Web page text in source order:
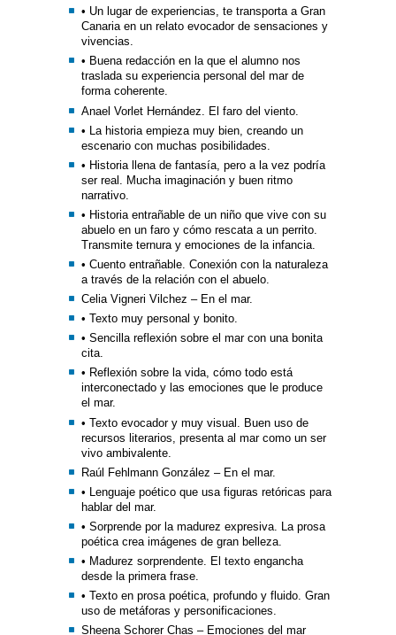
• Un lugar de experiencias, te transporta a Gran
Canaria en un relato evocador de sensaciones y
vivencias.
• Buena redacción en la que el alumno nos
traslada su experiencia personal del mar de
forma coherente.
Anael Vorlet Hernández. El faro del viento.
• La historia empieza muy bien, creando un
escenario con muchas posibilidades.
• Historia llena de fantasía, pero a la vez podría
ser real. Mucha imaginación y buen ritmo
narrativo.
• Historia entrañable de un niño que vive con su
abuelo en un faro y cómo rescata a un perrito.
Transmite ternura y emociones de la infancia.
• Cuento entrañable. Conexión con la naturaleza
a través de la relación con el abuelo.
Celia Vigneri Vilchez – En el mar.
• Texto muy personal y bonito.
• Sencilla reflexión sobre el mar con una bonita
cita.
• Reflexión sobre la vida, cómo todo está
interconectado y las emociones que le produce
el mar.
• Texto evocador y muy visual. Buen uso de
recursos literarios, presenta al mar como un ser
vivo ambivalente.
Raúl Fehlmann González – En el mar.
• Lenguaje poético que usa figuras retóricas para
hablar del mar.
• Sorprende por la madurez expresiva. La prosa
poética crea imágenes de gran belleza.
• Madurez sorprendente. El texto engancha
desde la primera frase.
• Texto en prosa poética, profundo y fluido. Gran
uso de metáforas y personificaciones.
Sheena Schorer Chas – Emociones del mar